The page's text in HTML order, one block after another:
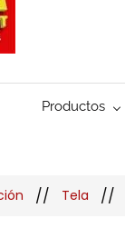
Productos
// Tela //